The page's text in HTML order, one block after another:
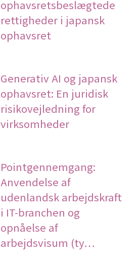
ophavsretsbeslægtede
rettigheder i japansk
ophavsret
Generativ AI og japansk
ophavsret: En juridisk
risikovejledning for
virksomheder
Pointgennemgang:
Anvendelse af
udenlandsk arbejdskraft
i IT-branchen og
opnåelse af
arbejdsvisum (ty…